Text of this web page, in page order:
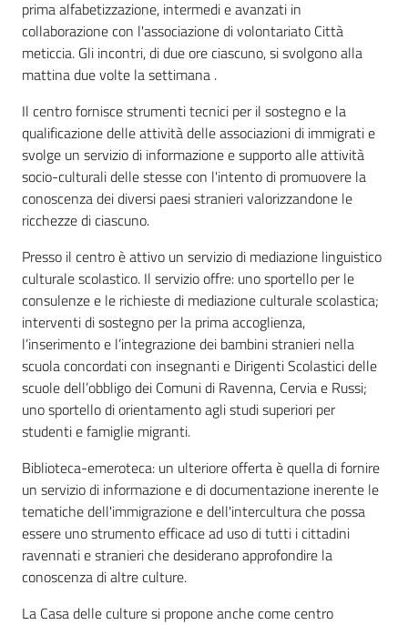
prima alfabetizzazione, intermedi e avanzati in
collaborazione con l'associazione di volontariato Città
meticcia. Gli incontri, di due ore ciascuno, si svolgono alla
mattina due volte la settimana .
Il centro fornisce strumenti tecnici per il sostegno e la
qualificazione delle attività delle associazioni di immigrati e
svolge un servizio di informazione e supporto alle attività
socio-culturali delle stesse con l'intento di promuovere la
conoscenza dei diversi paesi stranieri valorizzandone le
ricchezze di ciascuno.
Presso il centro è attivo un servizio di mediazione linguistico
culturale scolastico. Il servizio offre: uno sportello per le
consulenze e le richieste di mediazione culturale scolastica;
interventi di sostegno per la prima accoglienza,
l’inserimento e l’integrazione dei bambini stranieri nella
scuola concordati con insegnanti e Dirigenti Scolastici delle
scuole dell’obbligo dei Comuni di Ravenna, Cervia e Russi;
uno sportello di orientamento agli studi superiori per
studenti e famiglie migranti.
Biblioteca-emeroteca: un ulteriore offerta è quella di fornire
un servizio di informazione e di documentazione inerente le
tematiche dell'immigrazione e dell'intercultura che possa
essere uno strumento efficace ad uso di tutti i cittadini
ravennati e stranieri che desiderano approfondire la
conoscenza di altre culture.
La Casa delle culture si propone anche come centro